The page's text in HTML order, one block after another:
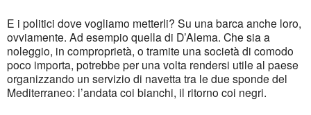
E i politici dove vogliamo metterli? Su una barca anche loro,
ovviamente. Ad esempio quella di D’Alema. Che sia a
noleggio, in comproprietà, o tramite una società di comodo
poco importa, potrebbe per una volta rendersi utile al paese
organizzando un servizio di navetta tra le due sponde del
Mediterraneo: l’andata coi bianchi, il ritorno coi negri.